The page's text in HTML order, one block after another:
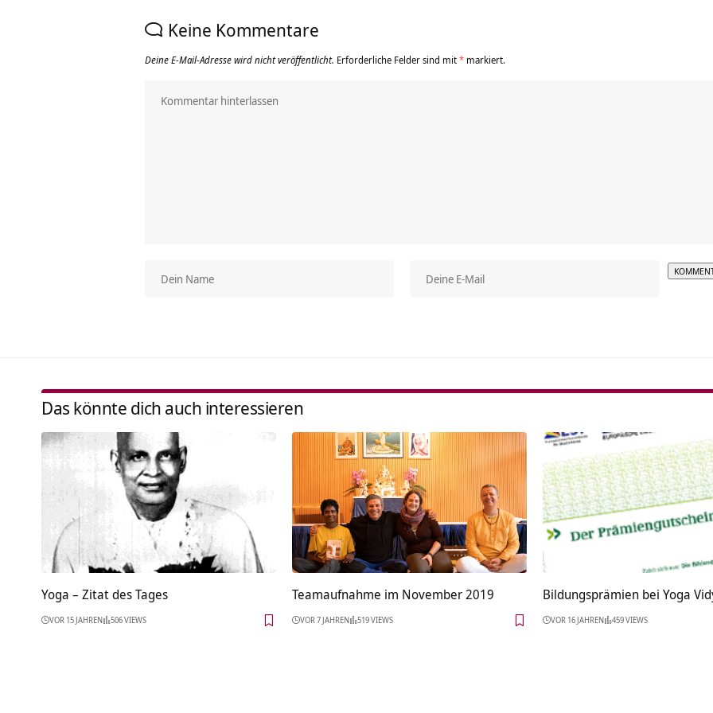
Keine Kommentare
Deine E-Mail-Adresse wird nicht veröffentlicht. Erforderliche Felder sind mit* markiert.
Das könnte dich auch interessieren
Yoga – Zitat des Tages
VOR 15 JAHREN 506 VIEWS
Teamaufnahme im November 2019
VOR 7 JAHREN 519 VIEWS
Bildungsprämien bei Yoga
VOR 16 JAHREN 459 VIEWS